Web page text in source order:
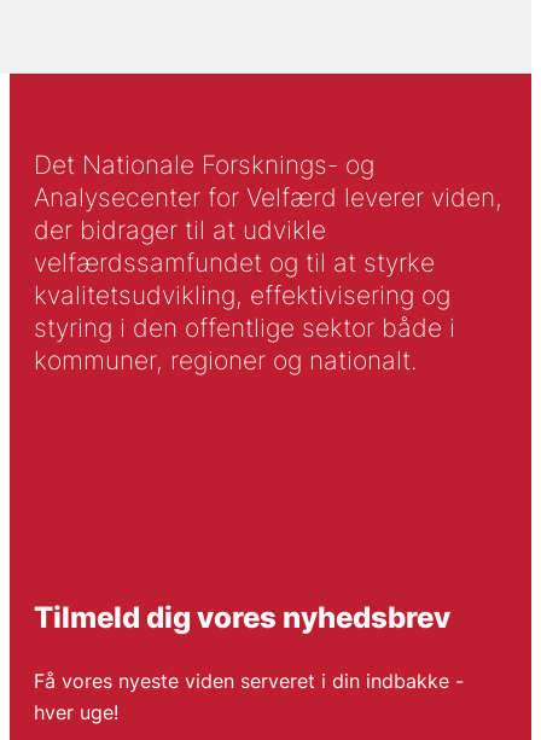
Det Nationale Forsknings- og
Analysecenter for Velfærd leverer viden,
der bidrager til at udvikle
velfærdssamfundet og til at styrke
kvalitetsudvikling, effektivisering og
styring i den offentlige sektor både i
kommuner, regioner og nationalt.
Tilmeld dig vores nyhedsbrev
Få vores nyeste viden serveret i din indbakke -
hver uge!